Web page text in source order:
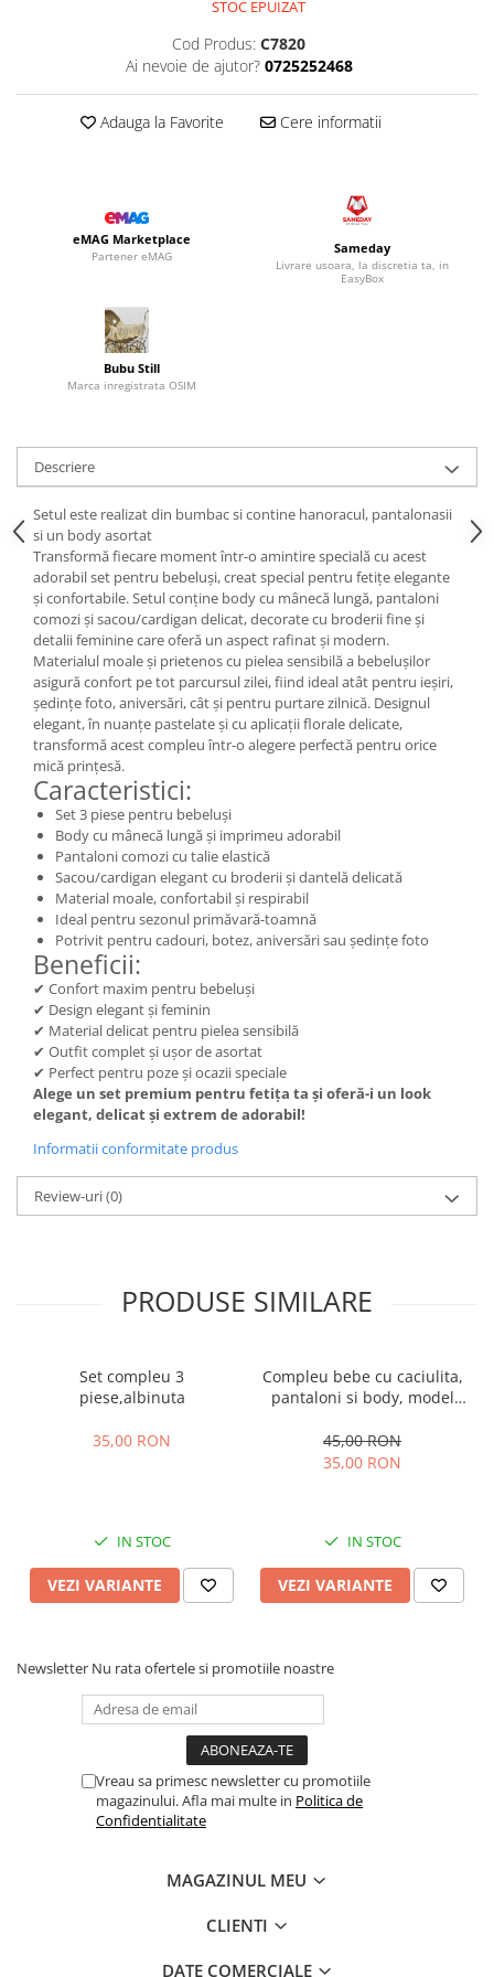
STOC EPUIZAT
Cod Produs: C7820
Ai nevoie de ajutor? 0725252468
Adauga la Favorite Cere informatii
eMAG Marketplace
Partener eMAG Sameday
Livrare usoara, la discretia ta, in
EasyBox
Bubu Still
Marca inregistrata OSIM
Descriere
Setul este realizat din bumbac si contine hanoracul, pantalonasii
si un body asortat
Transformă fiecare moment într-o amintire specială cu acest
adorabil set pentru bebeluși, creat special pentru fetițe elegante
și confortabile. Setul conține body cu mânecă lungă, pantaloni
comozi și sacou/cardigan delicat, decorate cu broderii fine și
detalii feminine care oferă un aspect rafinat și modern.
Materialul moale și prietenos cu pielea sensibilă a bebelușilor
asigură confort pe tot parcursul zilei, fiind ideal atât pentru ieșiri,
ședințe foto, aniversări, cât și pentru purtare zilnică. Designul
elegant, în nuanțe pastelate și cu aplicații florale delicate,
transformă acest compleu într-o alegere perfectă pentru orice
mică prințesă.
Caracteristici:
Set 3 piese pentru bebeluși
Body cu mânecă lungă și imprimeu adorabil
Pantaloni comozi cu talie elastică
Sacou/cardigan elegant cu broderii și dantelă delicată
Material moale, confortabil și respirabil
Ideal pentru sezonul primăvară-toamnă
Potrivit pentru cadouri, botez, aniversări sau ședințe foto
Beneficii:
✔ Confort maxim pentru bebeluși
✔ Design elegant și feminin
✔ Material delicat pentru pielea sensibilă
✔ Outfit complet și ușor de asortat
✔ Perfect pentru poze și ocazii speciale
Alege un set premium pentru fetița ta și oferă-i un look
elegant, delicat și extrem de adorabil!
Informatii conformitate produs
Review-uri(0)
PRODUSE SIMILARE
Set compleu 3
piese,albinuta
35,00 RON
IN STOC
VEZI VARIANTE
Compleu bebe cu caciulita,
pantaloni si body, model
45,00 RON
35,00 RON
IN STOC
VEZI VARIANTE
Newsletter Nu rata ofertele si promotiile noastre
Vreau sa primesc newsletter cu promotiile
magazinului. Afla mai multe in Politica de
Confidentialitate
MAGAZINUL MEU
CLIENTI
DATE COMERCIALE